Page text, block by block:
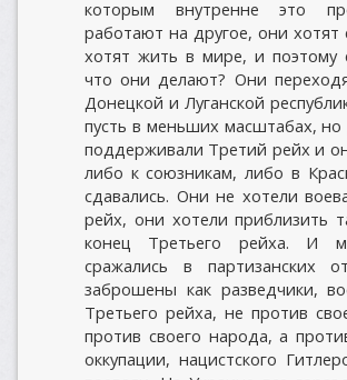
которым внутренне это
работают на другое, они хотят
хотят жить в мире, и поэтому
что они делают? Они
Донецкой и Луганской
пусть в меньших масштабах, но
поддерживали Третий рейх и
либо к союзникам, либо в
сдавались. Они не хотели
рейх, они хотели приблизить
конец Третьего рейха. И
сражались в партизанских
заброшены как разведчики,
Третьего рейха, не против
против своего народа, а
оккупации, нацистского